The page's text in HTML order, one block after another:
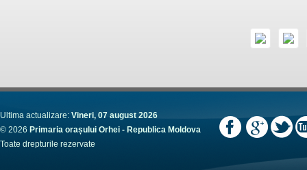
Ultima actualizare: Vineri, 07 august 2026
© 2026 Primaria orașului Orhei - Republica Moldova
Toate drepturile rezervate